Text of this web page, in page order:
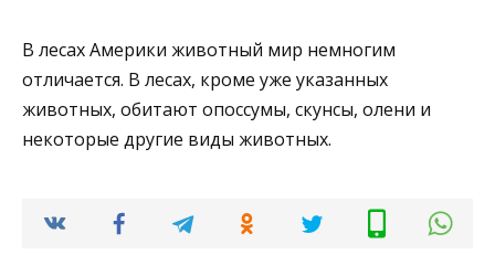
В лесах Америки животный мир немногим
отличается. В лесах, кроме уже указанных
животных, обитают опоссумы, скунсы, олени и
некоторые другие виды животных.